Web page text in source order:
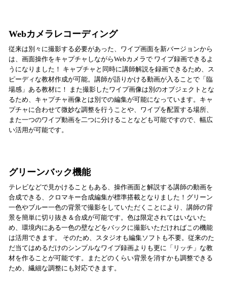
Webカメラレコーディング
従来は別々に撮影する必要があった、ワイプ画面を新バージョンから
は、画面操作をキャプチャしながらWebカメラで ワイプ録画できるよ
うになりました！ キャプチャと同時に講師解説を録画できるため、ス
ピーディな教材作成が可能。講師が語りかける動画が入ることで「臨
場感」ある教材に！ また撮影したワイプ画像は別のオブジェクトとな
るため、キャプチャ画像とは別での編集が可能になっています。キャ
プチャに合わせて微妙な調整を行うことや、ワイプを配置する場所、
また一つのワイプ動画を二つに分けることなども可能ですので、幅広
い活用が可能です。
グリーンバック機能
テレビなどで見かけることもある、操作画面と解説する講師の動画を
合成できる、クロマキー合成編集が標準搭載となりました！グリーン
一色やブルー一色の背景で撮影をしていただくことにより、講師の背
景を簡単に切り抜き＆合成が可能です。色は限定されてはいないた
め、環境内にある一色の壁などをバックに撮影いただければこの機能
は活用できます。 そのため、スタジオも編集ソフトも不要。従来のた
だ当てはめるだけのシンプルなワイプ録画よりも更に「リッチ」な教
材を作ることが可能です。またどのくらい背景を消すかも調整できる
ため、繊細な調整にも対応できます。